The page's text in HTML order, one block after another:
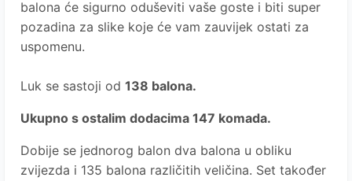
balona će sigurno oduševiti vaše goste i biti super
pozadina za slike koje će vam zauvijek ostati za
uspomenu.
Luk se sastoji od 138 balona.
Ukupno s ostalim dodacima 147 komada.
Dobije se jednorog balon dva balona u obliku
zvijezda i 135 balona različitih veličina. Set također